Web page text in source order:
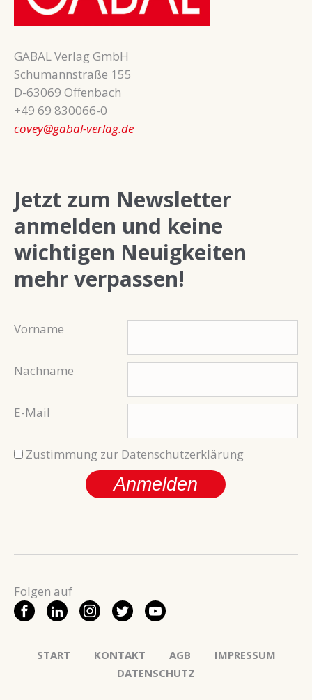
GABAL Verlag GmbH
Schumannstraße 155
D-63069 Offenbach
+49 69 830066-0
covey@gabal-verlag.de
Jetzt zum Newsletter
anmelden und keine
wichtigen Neuigkeiten
mehr verpassen!
Vorname
Nachname
E-Mail
Zustimmung zur Datenschutzerklärung
Anmelden
START KONTAKT AGB
IMPRESSUM
DATENSCHUTZ